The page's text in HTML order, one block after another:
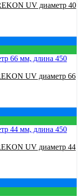
UV диаметр 40
UV диаметр 66
UV диаметр 44